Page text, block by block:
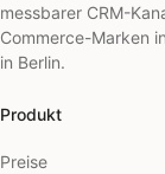
messbarer CRM-
Commerce-Marken
in Berlin.
Produkt
Preise